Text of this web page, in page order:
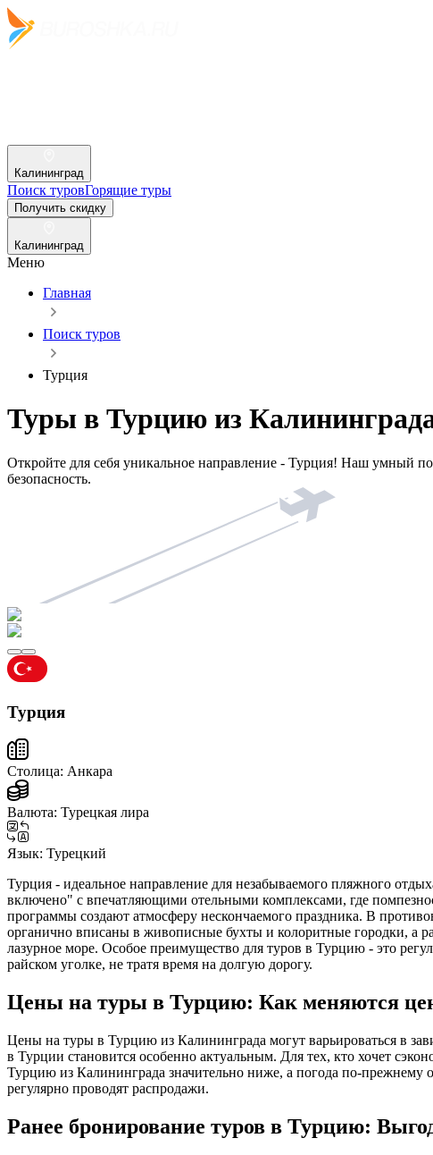
Калининград
Поиск туровГорящие туры
Получить скидку
Калининград
Меню
Главная
Поиск туров
Турция
Туры в Турцию из
Откройте для себя уникальное направление - Турция! Наш умный
безопасность.
Турция
Столица: Анкара
Валюта: Турецкая лира
Язык: Турецкий
Турция - идеальное направление для незабываемого пляжного
включено" с впечатляющими отельными комплексами, где
программы создают атмосферу нескончаемого праздника. В
органично вписаны в живописные бухты и колоритные городки, а
лазурное море. Особое преимущество для туров в Турцию - это
райском уголке, не тратя время на долгую дорогу.
Цены на туры в Турцию: Как меняются
Цены на туры в Турцию из Калининграда могут варьироваться в
в Турции становится особенно актуальным. Для тех, кто хочет
Турцию из Калининграда значительно ниже, а погода по-прежнему
регулярно проводят распродажи.
Ранее бронирование туров в Турцию: